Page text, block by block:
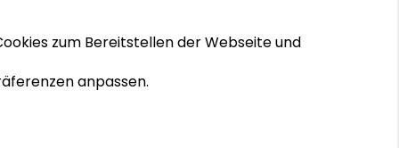
zum Bereitstellen der Webseite und
anpassen.